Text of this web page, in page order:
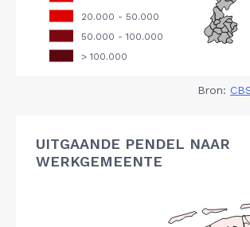
Bron:
UITGAANDE PENDEL NAAR
WERKGEMEENTE